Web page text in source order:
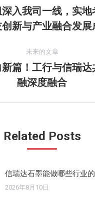
史
文
章：
入我司一线，实
新与产业融合发展
未来的文章
未
来
的
篇！工行与信瑞
融深度融合
Related Posts
信瑞达石墨能做哪些行业
2026年8月10日